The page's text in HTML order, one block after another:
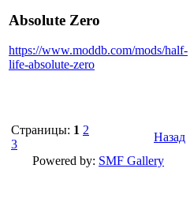
Absolute Zero
https://www.moddb.com/mods/half-
life-absolute-zero
Страницы: 1 2
3
Назад
Powered by: SMF Gallery